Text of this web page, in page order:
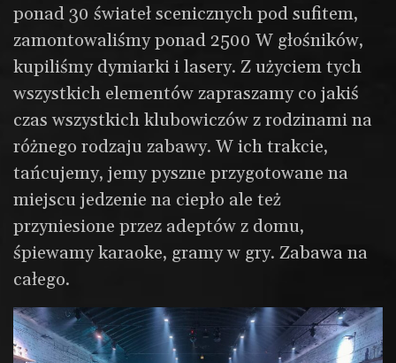
ponad 30 świateł scenicznych pod sufitem,
zamontowaliśmy ponad 2500 W głośników,
kupiliśmy dymiarki i lasery. Z użyciem tych
wszystkich elementów zapraszamy co jakiś
czas wszystkich klubowiczów z rodzinami na
różnego rodzaju zabawy. W ich trakcie,
tańcujemy, jemy pyszne przygotowane na
miejscu jedzenie na ciepło ale też
przyniesione przez adeptów z domu,
śpiewamy karaoke, gramy w gry. Zabawa na
całego.